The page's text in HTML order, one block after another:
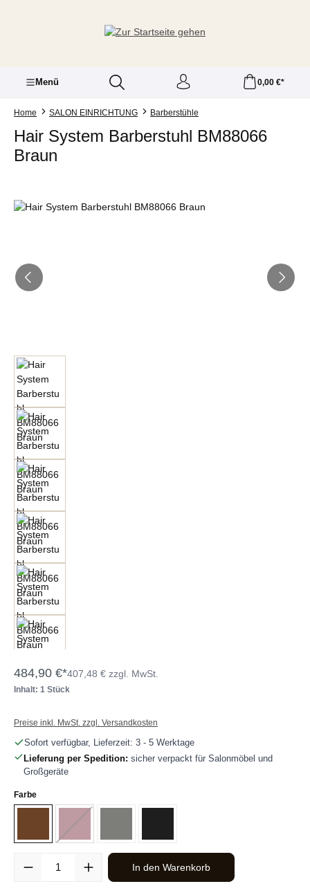
Menü 0,00 €*
Home SALON EINRICHTUNG Barberstühle
Hair System Barberstuhl BM88066
Braun
Bildergalerie überspringen
484,90 €*407,48 € zzgl. MwSt.
Inhalt: 1 Stück
Preise inkl. MwSt. zzgl. Versandkosten
Sofort verfügbar, Lieferzeit: 3 - 5 Werktage
Lieferung per Spedition: sicher verpackt für Salonmöbel und
Großgeräte
Farbeauswählen
Burgund
(Diese Option ist zurzeit nicht verfügbar.)
Produkt Anzahl: Gib den gewünschten Wert ein oder benutze die
In den Warenkorb